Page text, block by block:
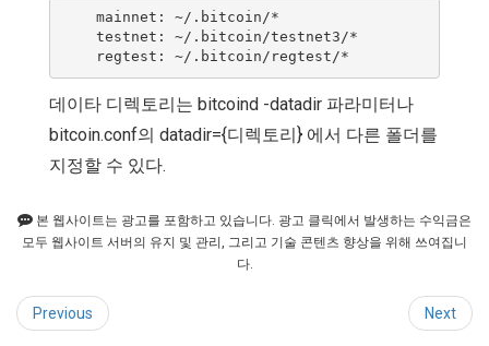
    mainnet: ~/.bitcoin/*
    testnet: ~/.bitcoin/testnet3/*
데이타 디렉토리는 bitcoind -datadir 파라미터나
bitcoin.conf의 datadir={디렉토리} 에서 다른 폴더를
지정할 수 있다.
본 웹사이트는 광고를 포함하고 있습니다. 광고 클릭에서 발생하는 수익금은
모두 웹사이트 서버의 유지 및 관리, 그리고 기술 콘텐츠 향상을 위해 쓰여집니
다.
Previous Next